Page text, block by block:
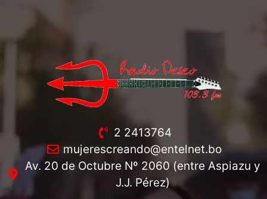
2 2413764
mujerescreando@entelnet.bo
Av. 20 de Octubre Nº 2060 (entre Aspiazu y
J.J. Pérez)